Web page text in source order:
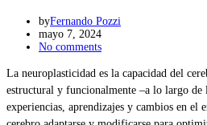
byFernando Pozzi
mayo 7, 2024
No comments
La neuroplasticidad es la capacidad del
estructural y funcionalmente –a lo largo de
experiencias, aprendizajes y cambios en el